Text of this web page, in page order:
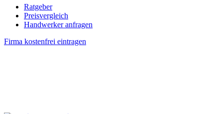
Ratgeber
Preisvergleich
Handwerker anfragen
Firma kostenfrei eintragen